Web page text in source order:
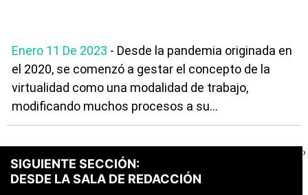
Enero 11 De 2023 - Desde la pandemia originada en
el 2020, se comenzó a gestar el concepto de la
virtualidad como una modalidad de trabajo,
modificando muchos procesos a su...
SIGUIENTE SECCIÓN:
DESDE LA SALA DE REDACCIÓN
›